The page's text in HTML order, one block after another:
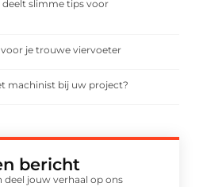
slimme tips voor
je trouwe viervoeter
machinist bij uw project?
bericht
deel jouw verhaal op ons